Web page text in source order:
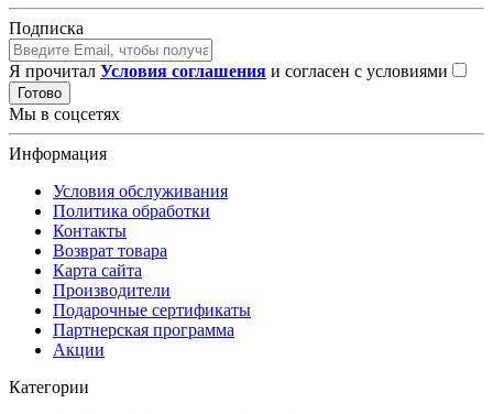
Подписка
Я прочитал Условия соглашения и согласен с условиями
Готово
Мы в соцсетях
Информация
Условия обслуживания
Политика обработки
Контакты
Возврат товара
Карта сайта
Производители
Подарочные сертификаты
Партнерская программа
Акции
Категории